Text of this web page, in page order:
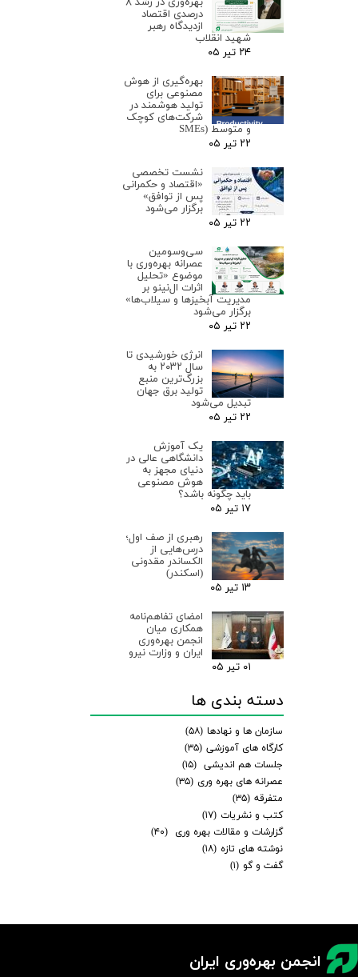
درصدی اقتصاد
ازدیدگاه رهبر
شهید انقلاب
۲۴ تیر ۰۵
بهره‌گیری از هوش
مصنوعی برای
تولید هوشمند در
شرکت‌های کوچک
و متوسط (SMEs
۲۲ تیر ۰۵
نشست تخصصی
«اقتصاد و حکمرانی
پس از توافق»
برگزار می‌شود
۲۲ تیر ۰۵
سی‌وسومین
عصرانه بهره‌وری با
موضوع «تحلیل
اثرات ال‌نینو بر
مدیریت آبخیزها و سیلاب‌ها»
برگزار می‌شود
۲۲ تیر ۰۵
انرژی خورشیدی تا
سال ۲۰۳۲ به
بزرگ‌ترین منبع
تولید برق جهان
تبدیل می‌شود
۲۲ تیر ۰۵
یک آموزش
دانشگاهی عالی در
دنیای مجهز به
هوش مصنوعی
باید چگونه باشد؟
۱۷ تیر ۰۵
رهبری از صف اول؛
درس‌هایی از
الکساندر مقدونی
(اسکندر)
۱۳ تیر ۰۵
امضای تفاهم‌نامه
همکاری میان
انجمن بهره‌وری
ایران و وزارت نیرو
۰۱ تیر ۰۵
دسته بندی ها
سازمان ها و نهادها (۵۸)
کارگاه های آموزشی (۳۵)
جلسات هم اندیشی (۱۵)
عصرانه های بهره وری (۳۵)
متفرقه (۳۵)
کتب و نشریات (۱۷)
گزارشات و مقالات بهره وری
(۴۰)
نوشته های تازه (۱۸)
گفت و گو (۱)
انجمن بهره‌وری ایران